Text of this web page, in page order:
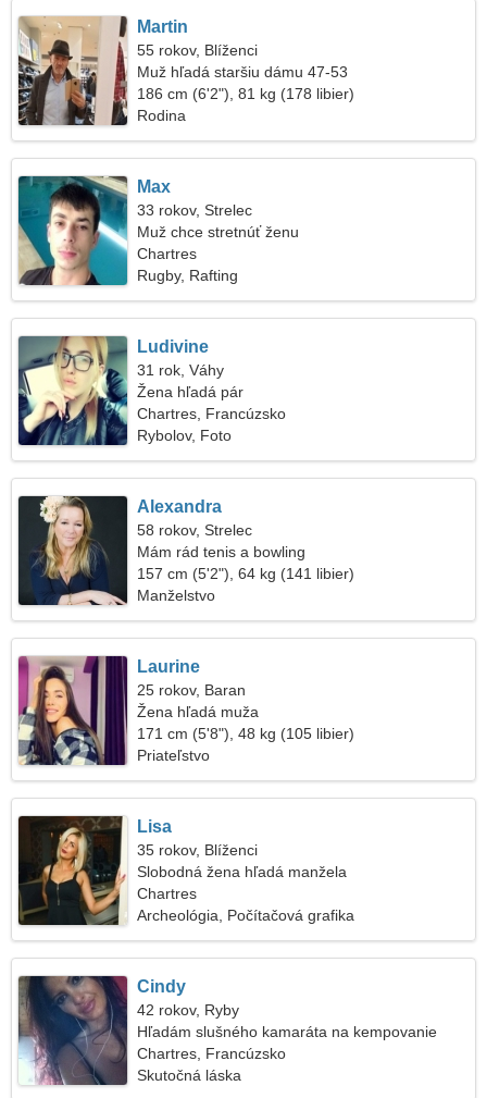
Martin
55 rokov, Blíženci
Muž hľadá staršiu dámu 47-53
186 cm (6'2"), 81 kg (178 libier)
Rodina
Max
33 rokov, Strelec
Muž chce stretnúť ženu
Chartres
Rugby, Rafting
Ludivine
31 rok, Váhy
Žena hľadá pár
Chartres, Francúzsko
Rybolov, Foto
Alexandra
58 rokov, Strelec
Mám rád tenis a bowling
157 cm (5'2"), 64 kg (141 libier)
Manželstvo
Laurine
25 rokov, Baran
Žena hľadá muža
171 cm (5'8"), 48 kg (105 libier)
Priateľstvo
Lisa
35 rokov, Blíženci
Slobodná žena hľadá manžela
Chartres
Archeológia, Počítačová grafika
Cindy
42 rokov, Ryby
Hľadám slušného kamaráta na kempovanie
Chartres, Francúzsko
Skutočná láska